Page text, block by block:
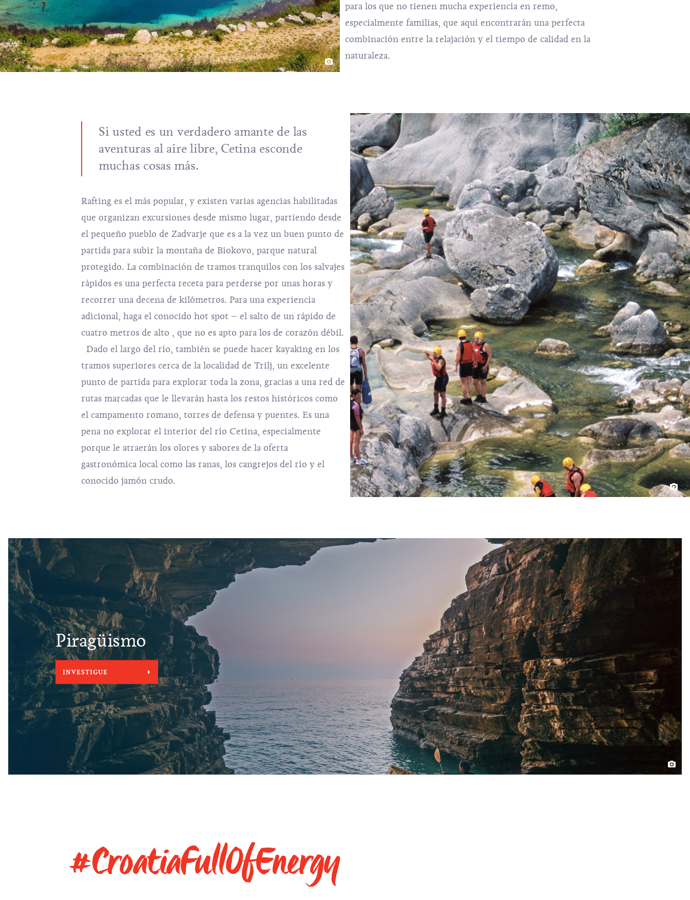
para los que no tienen mucha experiencia en remo,
especialmente familias, que aquí encontrarán una perfecta
combinación entre la relajación y el tiempo de calidad en la
naturaleza.
Si usted es un verdadero amante de las
aventuras al aire libre, Cetina esconde
muchas cosas más.
Rafting es el más popular, y existen varias agencias habilitadas
que organizan excursiones desde mismo lugar, partiendo desde
el pequeño pueblo de Zadvarje que es a la vez un buen punto de
partida para subir la montaña de Biokovo, parque natural
protegido. La combinación de tramos tranquilos con los salvajes
rápidos es una perfecta receta para perderse por unas horas y
recorrer una decena de kilómetros. Para una experiencia
adicional, haga el conocido hot spot – el salto de un rápido de
cuatro metros de alto , que no es apto para los de corazón débil.
Dado el largo del río, también se puede hacer kayaking en los
tramos superiores cerca de la localidad de Trilj, un excelente
punto de partida para explorar toda la zona, gracias a una red de
rutas marcadas que le llevarán hasta los restos históricos como
el campamento romano, torres de defensa y puentes. Es una
pena no explorar el interior del río Cetina, especialmente
porque le atraerán los olores y sabores de la oferta
gastronómica local como las ranas, los cangrejos del río y el
conocido jamón crudo.
Piragüismo
INVESTIGUE
#CroatiaFullOfEnergy